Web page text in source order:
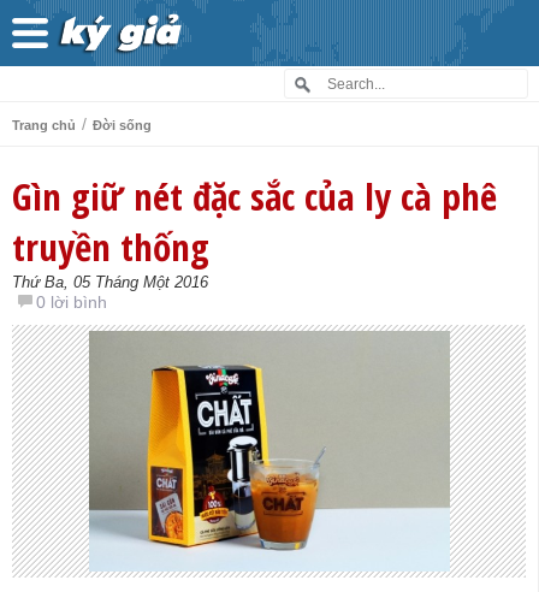
Trang chủ / Đời sống
Gìn giữ nét đặc sắc của ly cà phê
truyền thống
Thứ Ba, 05 Tháng Một 2016
0 lời bình